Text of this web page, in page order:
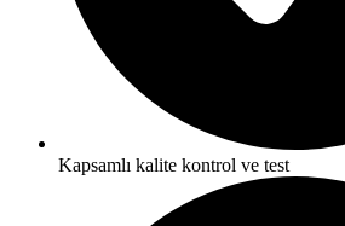
Kapsamlı kalite kontrol ve test